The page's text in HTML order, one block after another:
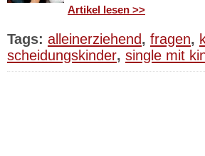
Artikel lesen >>
Tags: alleinerziehend, fragen,
scheidungskinder, single mit